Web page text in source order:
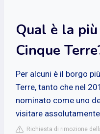
Qual è la
Cinque
Per alcuni è il borgo
Terre, tanto che nel
nominato come uno
visitare
Richiesta di rimozione